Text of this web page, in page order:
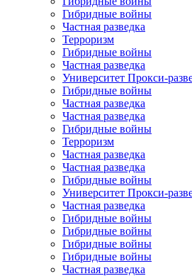
Гибридные войны
Частная разведка
Терроризм
Гибридные войны
Частная разведка
Университет Прокси-
Гибридные войны
Частная разведка
Частная разведка
Гибридные войны
Терроризм
Частная разведка
Частная разведка
Гибридные войны
Университет Прокси-
Частная разведка
Гибридные войны
Гибридные войны
Гибридные войны
Гибридные войны
Частная разведка